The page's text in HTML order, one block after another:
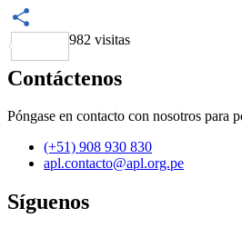
Email
Share
982 visitas
Contáctenos
Póngase en contacto con nosotros para
(+51) 908 930 830
apl.contacto@apl.org.pe
Síguenos